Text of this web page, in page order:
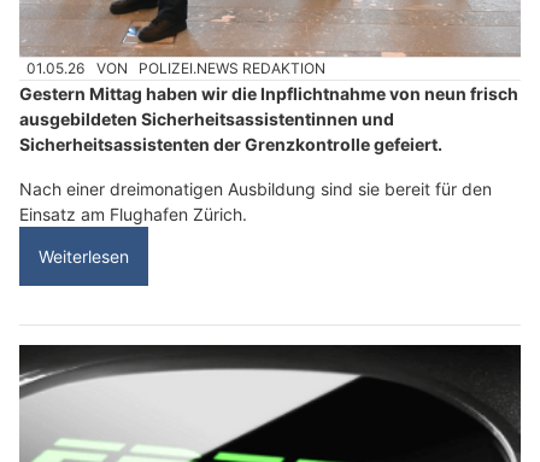
01.05.26 VON POLIZEI.NEWS REDAKTION
Gestern Mittag haben wir die Inpflichtnahme von neun frisch
ausgebildeten Sicherheitsassistentinnen und
Sicherheitsassistenten der Grenzkontrolle gefeiert.
Nach einer dreimonatigen Ausbildung sind sie bereit für den
Einsatz am Flughafen Zürich.
Weiterlesen